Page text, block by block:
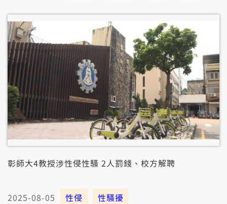
彰師大4教授涉性侵性騷 2人罰錢、校方解聘
2025-08-05 性侵 性騷擾